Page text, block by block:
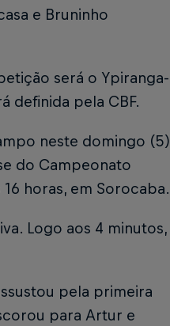
e Bruninho
será o Ypiranga-
definida pela CBF.
neste domingo (5)
do Campeonato
horas, em Sorocaba.
Logo aos 4 minutos,
pela primeira
para Artur e